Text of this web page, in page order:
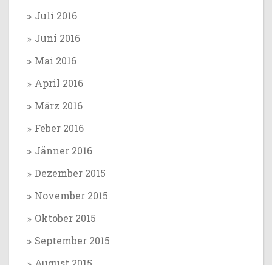
Juli 2016
Juni 2016
Mai 2016
April 2016
März 2016
Feber 2016
Jänner 2016
Dezember 2015
November 2015
Oktober 2015
September 2015